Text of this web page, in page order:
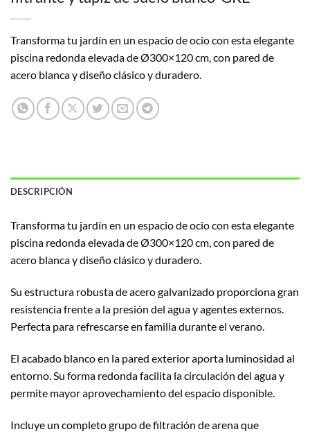
Transforma tu jardín en un espacio de ocio con esta elegante
piscina redonda elevada de Ø300×120 cm, con pared de
acero blanca y diseño clásico y duradero.
DESCRIPCIÓN
Transforma tu jardín en un espacio de ocio con esta elegante
piscina redonda elevada de Ø300×120 cm, con pared de
acero blanca y diseño clásico y duradero.
Su estructura robusta de acero galvanizado proporciona gran
resistencia frente a la presión del agua y agentes externos.
Perfecta para refrescarse en familia durante el verano.
El acabado blanco en la pared exterior aporta luminosidad al
entorno. Su forma redonda facilita la circulación del agua y
permite mayor aprovechamiento del espacio disponible.
Incluye un completo grupo de filtración de arena que